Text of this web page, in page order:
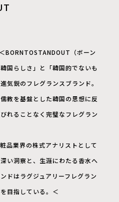
BORNTOSTANDOUT（ボーン
国らしさ」と「韓国的でないも
気鋭のフレグランスブランド。
教を基盤とした韓国の思想に反
れることなく完璧なフレグラン
品業界の株式アナリストとして
い洞察と、生涯にわたる香水へ
ドはラグジュアリーフレグラン
目指している。＜